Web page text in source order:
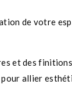
de votre
et des
pour allier